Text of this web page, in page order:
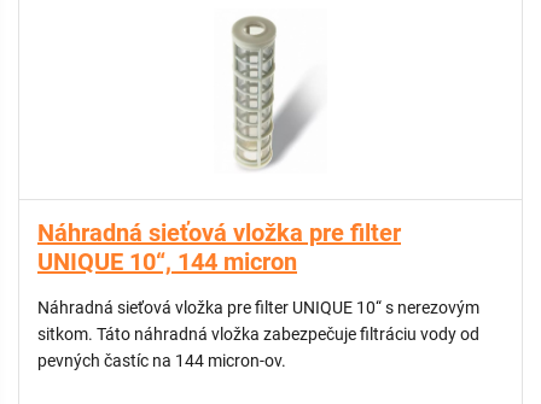
Náhradná sieťová vložka pre filter
UNIQUE 10“, 144 micron
Náhradná sieťová vložka pre filter UNIQUE 10“ s nerezovým
sitkom. Táto náhradná vložka zabezpečuje filtráciu vody od
pevných častíc na 144 micron-ov.